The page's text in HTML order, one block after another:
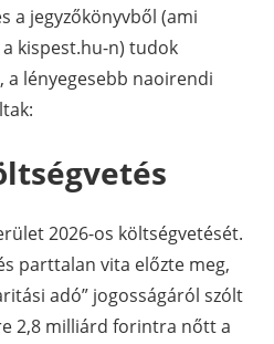
a jegyzőkönyvből (ami
kispest.hu-n) tudok
lényegesebb naoirendi
2026-os költségvetését.
parttalan vita előzte meg,
adó” jogosságáról szólt
2,8 milliárd forintra nőtt a